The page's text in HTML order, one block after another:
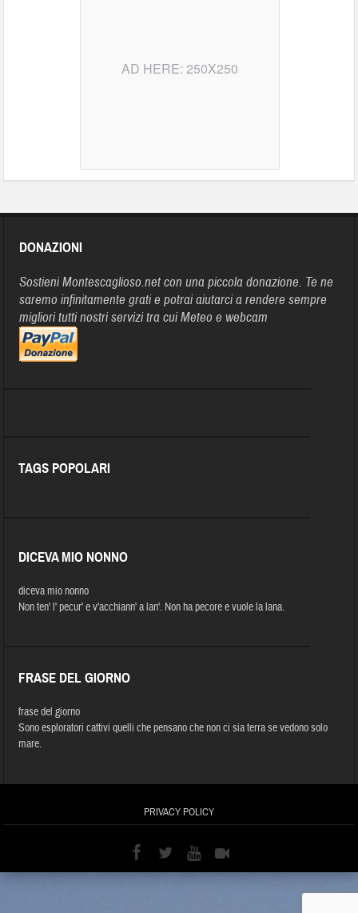
AD HERE: 250X250
DONAZIONI
Sostieni Montescaglioso.net con una piccola donazione. Te ne
saremo infinitamente grati e potrai aiutarci a rendere sempre
migliori tutti nostri servizi tra cui Meteo e webcam
TAGS POPOLARI
DICEVA MIO NONNO
diceva mio nonno
Non ten' l' pecur' e v'acchiann' a lan'. Non ha pecore e vuole la lana.
FRASE DEL GIORNO
frase del giorno
Sono esploratori cattivi quelli che pensano che non ci sia terra se vedono solo
mare.
PRIVACY POLICY